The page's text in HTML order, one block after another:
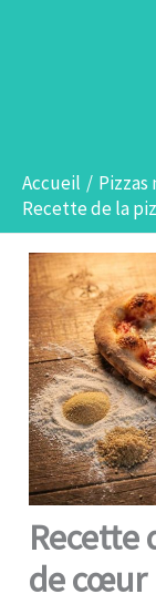
Accueil
Pizzas
Recette de la
Recette
de cœur